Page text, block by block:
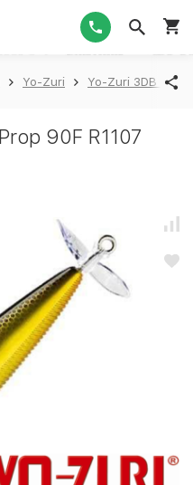
Yo-Zuri Yo-Zuri 3DB Prop
90F R1107